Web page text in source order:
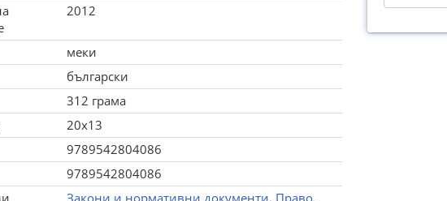
2012
меки
български
312 грама
20x13
9789542804086
9789542804086
Закони и нормативни документи, Право,